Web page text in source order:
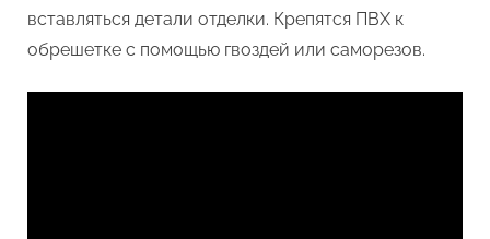
вставляться детали отделки. Крепятся ПВХ к
обрешетке с помощью гвоздей или саморезов.